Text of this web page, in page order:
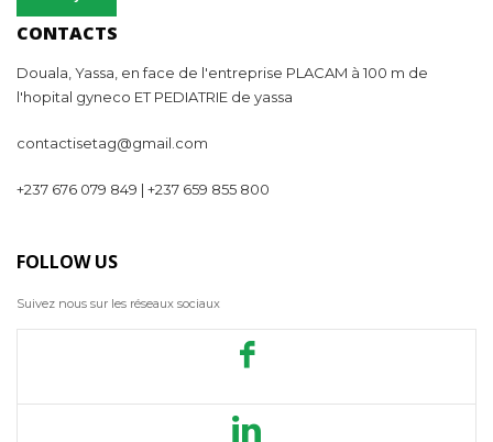
CONTACTS
Douala, Yassa, en face de l'entreprise PLACAM à 100 m de
l'hopital gyneco ET PEDIATRIE de yassa
contactisetag@gmail.com
+237 676 079 849 | +237 659 855 800
FOLLOW US
Suivez nous sur les réseaux sociaux